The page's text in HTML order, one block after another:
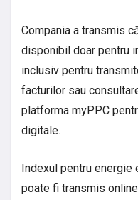
Compania a transmis
disponibil doar pentru
inclusiv pentru
facturilor sau
platforma myPPC
digitale.
Indexul pentru energie
poate fi transmis